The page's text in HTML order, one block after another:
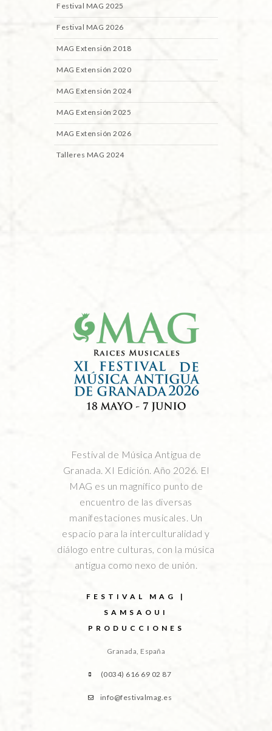
Festival MAG 2025
Festival MAG 2026
MAG Extensión 2018
MAG Extensión 2020
MAG Extensión 2024
MAG Extensión 2025
MAG Extensión 2026
Talleres MAG 2024
Festival de Música Antigua de
Granada. XI Edición. Año 2026. El
MAG es un magnífico punto de
encuentro de las diversas
manifestaciones musicales. Un
espacio para la interculturalidad y
diálogo entre culturas, con la música
antigua como nexo de unión.
FESTIVAL MAG |
SAMSAOUI
PRODUCCIONES
Granada, España
(0034) 616 69 02 87
info@festivalmag.es